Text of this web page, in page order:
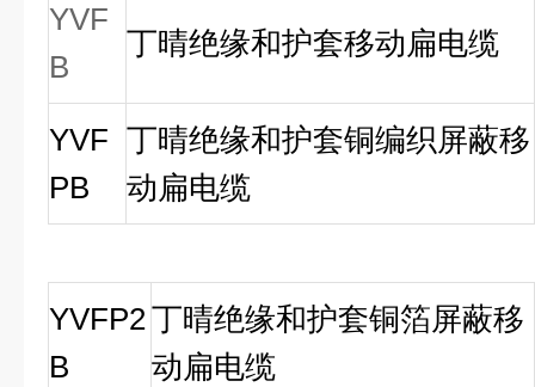
YVF
B
丁晴绝缘和护套移动扁电缆
YVF
PB
丁晴绝缘和护套铜编织屏蔽移
动扁电缆
YVFP2
B
丁晴绝缘和护套铜箔屏蔽移
动扁电缆